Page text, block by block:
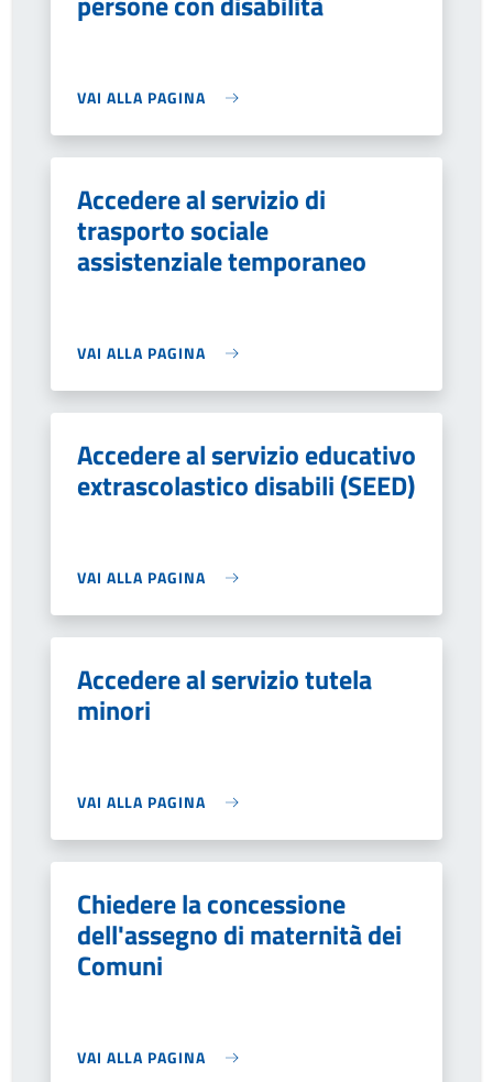
VAI ALLA PAGINA
Accedere al servizio di
trasporto sociale
assistenziale temporaneo
VAI ALLA PAGINA
Accedere al servizio educativo
extrascolastico disabili (SEED)
VAI ALLA PAGINA
Accedere al servizio tutela
minori
VAI ALLA PAGINA
Chiedere la concessione
dell'assegno di maternità dei
Comuni
VAI ALLA PAGINA